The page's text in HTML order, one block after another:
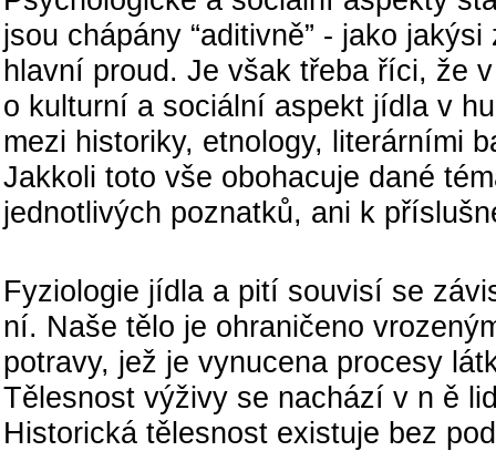
jsou chápány “aditivně” - jako
hlavní proud. Je však třeba říci, že
o kulturní a sociální aspekt jídla v
mezi historiky, etnology, literárními
Jakkoli toto vše obohacuje dané
jednotlivých poznatků, ani k
Fyziologie jídla a pití souvisí se
ní. Naše tělo je ohraničeno
potravy, jež je vynucena procesy
Tělesnost výživy se nachází v n ě
Historická tělesnost existuje bez